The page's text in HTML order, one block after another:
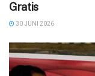
Gratis
30 JUNI 2026